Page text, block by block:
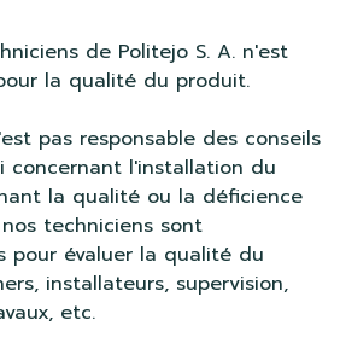
de Politejo S. A. n'est
la qualité du produit.
pas responsable des conseils
concernant l'installation du
la qualité ou la déficience
techniciens sont
pour évaluer la qualité du
installateurs, supervision,
etc.